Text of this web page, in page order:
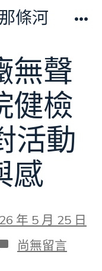
條河
無聲
健檢
活動
感
年 5 月 25 日
在
〈讀
尚無留言